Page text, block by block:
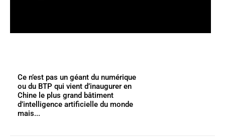
Ce n’est pas un géant du numérique
ou du BTP qui vient d’inaugurer en
Chine le plus grand bâtiment
d’intelligence artificielle du monde
mais...